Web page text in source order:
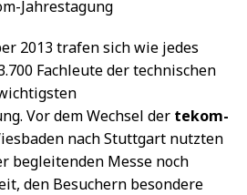
2013 trafen sich wie jedes
Fachleute der technischen
Vor dem Wechsel der tekom-
nach Stuttgart nutzten
begleitenden Messe noch
den Besuchern besondere